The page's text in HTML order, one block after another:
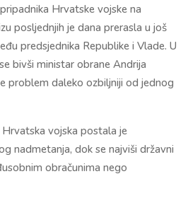
Hrvatske vojske na
posljednjih je dana prerasla u još
predsjednika Republike i Vlade. U
bivši ministar obrane Andrija
problem daleko ozbiljniji od jednog
vojska postala je
nadmetanja, dok se najviši državni
obračunima nego